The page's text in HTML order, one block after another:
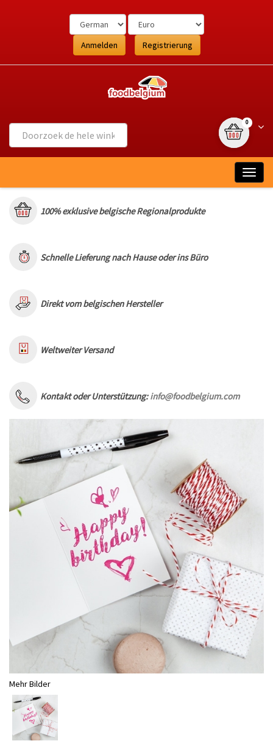
Anmelden Registrierung
0{0} Artikel
100% exklusive belgische Regionalprodukte
Schnelle Lieferung nach Hause oder ins Büro
Direkt vom belgischen Hersteller
Weltweiter Versand
Kontakt oder Unterstützung:info@foodbelgium.com
Mehr Bilder